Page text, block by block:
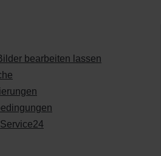
bearbeiten lassen